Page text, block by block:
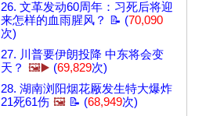
26. 文革发动60周年：习死后将迎
来怎样的血雨腥风？ 📝 (70,090
次)
27. 川普要伊朗投降 中东将会变
天？ 🖼️▶️ (69,829次)
28. 湖南浏阳烟花厰发生特大爆炸
21死61伤 🖼️ 📝 (68,949次)